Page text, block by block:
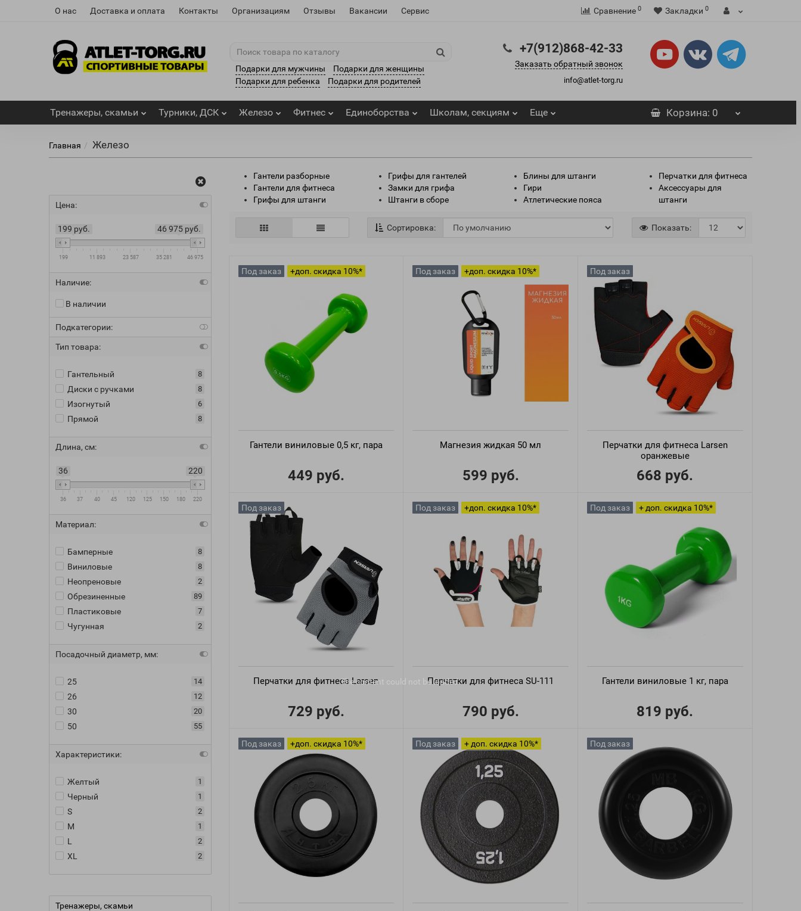
The content could not be loaded.
О нас Доставка и оплата Контакты Организациям Отзывы Вакансии Сервис Сравнение 0 Закладки 0
Подарки для мужчины
Подарки для женщины
Подарки для ребенка
Подарки для родителей
+7(912)868-42-33
Заказать обратный звонок
info@atlet-torg.ru
Тренажеры, скамьи Турники, ДСК Железо Фитнес Единоборства Школам, секциям Еще Корзина: 0
Главная Железо
Цена:
199 руб. 46 975 руб.
199 11 893 23 587 35 281 46 975
Наличие:
В наличии
Подкатегории:
Тип товара:
Гантельный 8
Диски с ручками 8
Изогнутый 6
Прямой 8
Длина, см:
36 220
36 37 40 45 120 125 150 180 220
Материал:
Бамперные 8
Виниловые 8
Неопреновые 2
Обрезиненные 89
Пластиковые 7
Чугунная 2
Посадочный диаметр, мм:
25 14
26 12
30 20
50 55
Характеристики:
Желтый 1
Черный 1
S 2
M 1
L 2
XL 2
Тренажеры, скамьи
Гантели разборные
Гантели для фитнеса
Грифы для штанги
Грифы для гантелей
Замки для грифа
Штанги в сборе
Блины для штанги
Гири
Атлетические пояса
Перчатки для фитнеса
Аксессуары для
штанги
Сортировка: Показать:
Под заказ +доп. скидка 10%*
Гантели виниловые 0,5 кг, пара
449 руб.
Под заказ +доп. скидка 10%*
Магнезия жидкая 50 мл
599 руб.
Под заказ
Перчатки для фитнеса Larsen
оранжевые
668 руб.
Под заказ
Перчатки для фитнеса Larsen
729 руб.
Под заказ +доп. скидка 10%*
Перчатки для фитнеса SU-111
790 руб.
Под заказ + доп. скидка 10%*
Гантели виниловые 1 кг, пара
819 руб.
Под заказ +доп. скидка 10%* Под заказ + доп. скидка 10%* Под заказ